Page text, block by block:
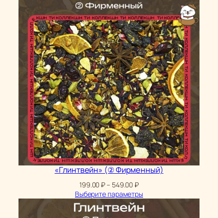
«Глинтвейн» (② Фирменный)
199.00 ₽– 549.00 ₽Диапазон
цен:
199.00 ₽
–
Выберите параметры